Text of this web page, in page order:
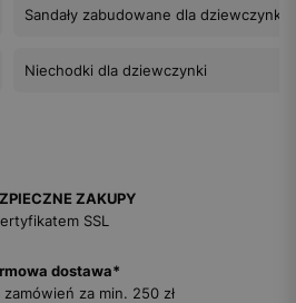
Sandały zabudowane dla dziewczynki
Niechodki dla dziewczynki
ZAKUPY
SSL
dostawa*
zamówień za min. 250 zł